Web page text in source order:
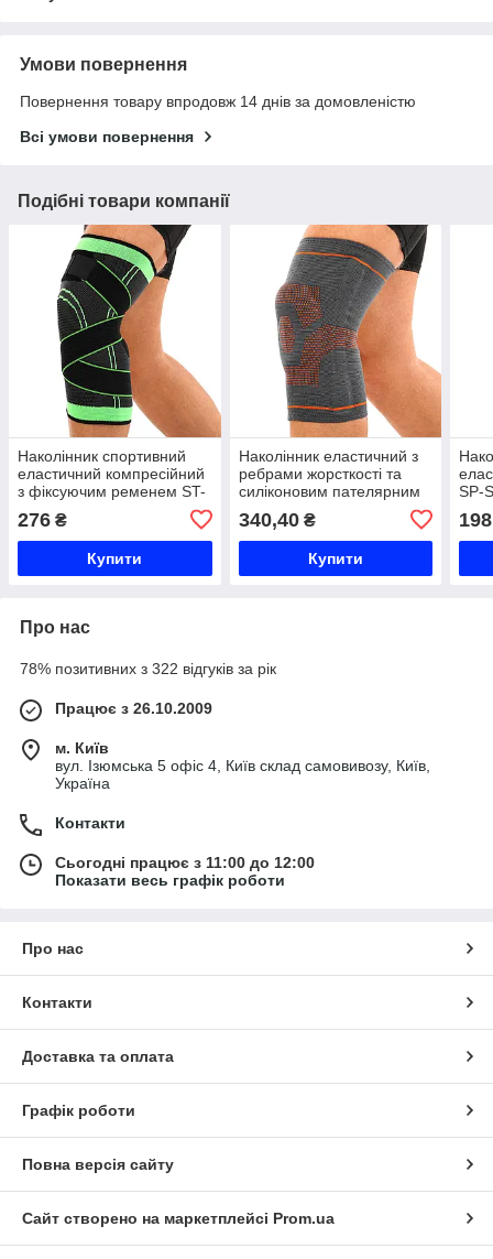
Умови повернення
Повернення товару впродовж 14 днів за домовленістю
Всі умови повернення
Подібні товари компанії
Наколінник спортивний
еластичний компресійний
з фіксуючим ременем ST-
салатовий Код ST-2502
276 ₴
Купити
Наколінник еластичний з
ребрами жорсткості та
силіконовим пателярним
кільцем SIBOTE ST-951 S-
XL 1шт сірий-оранжевий
Код ST-951
340,40₴
Купити
SP-
Про нас
78% позитивних з 322 відгуків за рік
Працює з 26.10.2009
м. Київ
вул. Ізюмська 5 офіс 4, Київ склад самовивозу, Київ,
Україна
Контакти
Сьогодні працює з 11:00 до 12:00
Показати весь графік роботи
Про нас
Контакти
Доставка та оплата
Графік роботи
Повна версія сайту
Сайт створено на маркетплейсі Prom.ua